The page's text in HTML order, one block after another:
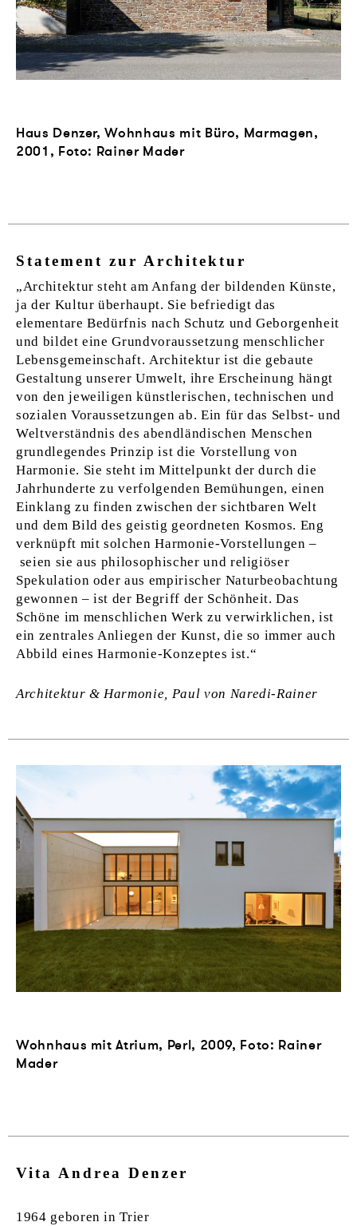
Haus Denzer, Wohnhaus mit Büro, Marmagen,
2001, Foto: Rainer Mader
Statement zur Architektur
„Architektur steht am Anfang der bildenden Künste,
ja der Kultur überhaupt. Sie befriedigt das
elementare Bedürfnis nach Schutz und Geborgenheit
und bildet eine Grundvoraussetzung menschlicher
Lebensgemeinschaft. Architektur ist die gebaute
Gestaltung unserer Umwelt, ihre Erscheinung hängt
von den jeweiligen künstlerischen, technischen und
sozialen Voraussetzungen ab. Ein für das Selbst- und
Weltverständnis des abendländischen Menschen
grundlegendes Prinzip ist die Vorstellung von
Harmonie. Sie steht im Mittelpunkt der durch die
Jahrhunderte zu verfolgenden Bemühungen, einen
Einklang zu finden zwischen der sichtbaren Welt
und dem Bild des geistig geordneten Kosmos. Eng
verknüpft mit solchen Harmonie-Vorstellungen –
seien sie aus philosophischer und religiöser
Spekulation oder aus empirischer Naturbeobachtung
gewonnen – ist der Begriff der Schönheit. Das
Schöne im menschlichen Werk zu verwirklichen, ist
ein zentrales Anliegen der Kunst, die so immer auch
Abbild eines Harmonie-Konzeptes ist.“
Architektur & Harmonie, Paul von Naredi-Rainer
Wohnhaus mit Atrium, Perl, 2009, Foto: Rainer
Mader
Vita Andrea Denzer
1964 geboren in Trier